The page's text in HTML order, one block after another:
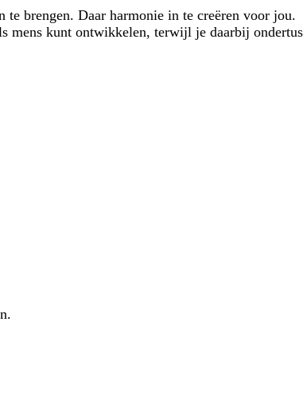
brengen. Daar harmonie in te creëren voor jou.
mens kunt ontwikkelen, terwijl je daarbij